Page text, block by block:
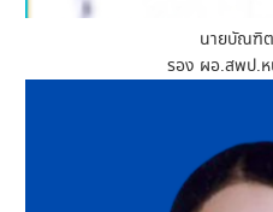
นายบัณฑิ
รอง ผอ.สพป.